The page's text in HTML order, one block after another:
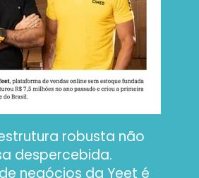
robusta não
despercebida.
negócios da Yeet é